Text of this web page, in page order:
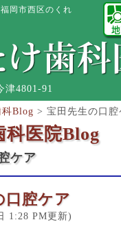
岡市西区のくれ
津4801-91
科Blog > 宝田先生の口腔
科医院Blog
ケア
口腔ケア
1:28 PM更新)